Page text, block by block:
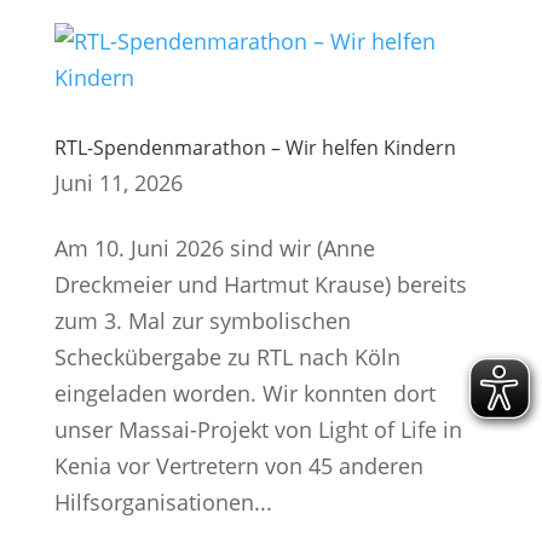
RTL-Spendenmarathon – Wir helfen Kindern
Juni 11, 2026
Am 10. Juni 2026 sind wir (Anne
Dreckmeier und Hartmut Krause) bereits
zum 3. Mal zur symbolischen
Scheckübergabe zu RTL nach Köln
eingeladen worden. Wir konnten dort
unser Massai-Projekt von Light of Life in
Kenia vor Vertretern von 45 anderen
Hilfsorganisationen...